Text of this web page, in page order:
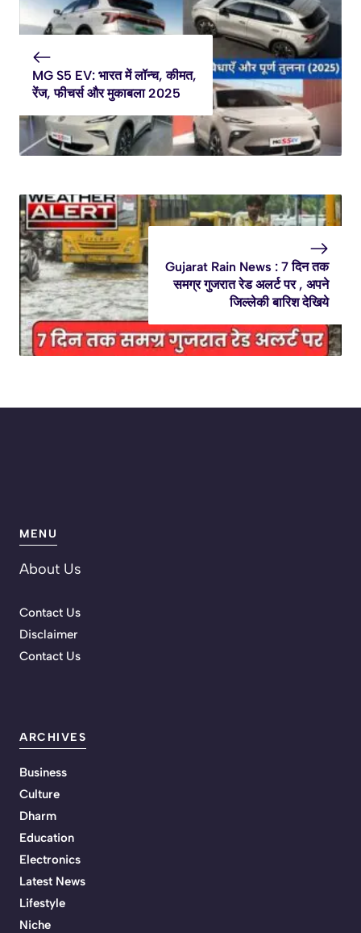
MG S5 EV: भारत में लॉन्च, कीमत,
रेंज, फीचर्स और मुकाबला 2025
Gujarat Rain News : 7 दिन तक
समग्र गुजरात रेड अलर्ट पर , अपने
जिल्लेकी बारिश देखिये
MENU
About Us
Contact Us
Disclaimer
Contact Us
ARCHIVES
Business
Culture
Dharm
Education
Electronics
Latest News
Lifestyle
Niche